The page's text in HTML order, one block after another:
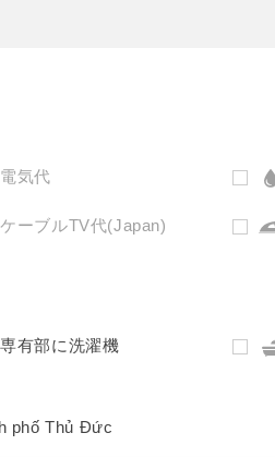
電気代
ケーブルTV代(Japan)
専有部に洗濯機
phố Thủ Đức